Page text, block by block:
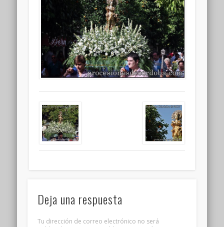
Deja una respuesta
Tu dirección de correo electrónico no será